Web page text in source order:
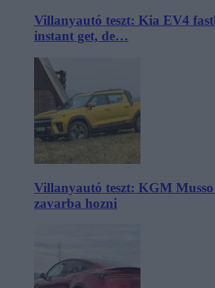
Villanyautó teszt: Kia EV4
instant get, de…
Villanyautó teszt: KGM Musso
zavarba hozni